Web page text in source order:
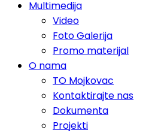
Multimedija
Video
Foto Galerija
Promo materijal
O nama
TO Mojkovac
Kontaktirajte nas
Dokumenta
Projekti